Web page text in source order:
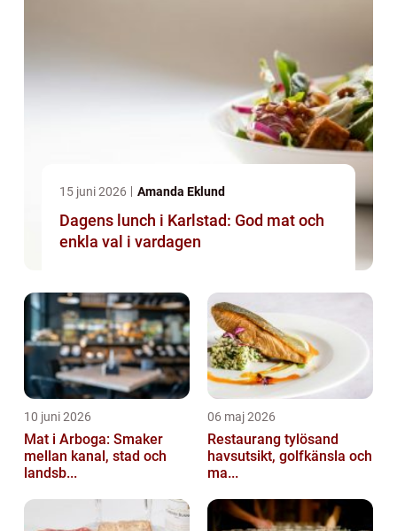
15 juni 2026 Amanda Eklund
Dagens lunch i Karlstad: God mat och
enkla val i vardagen
10 juni 2026
Mat i Arboga: Smaker
mellan kanal, stad och
landsb...
06 maj 2026
Restaurang tylösand
havsutsikt, golfkänsla och
ma...